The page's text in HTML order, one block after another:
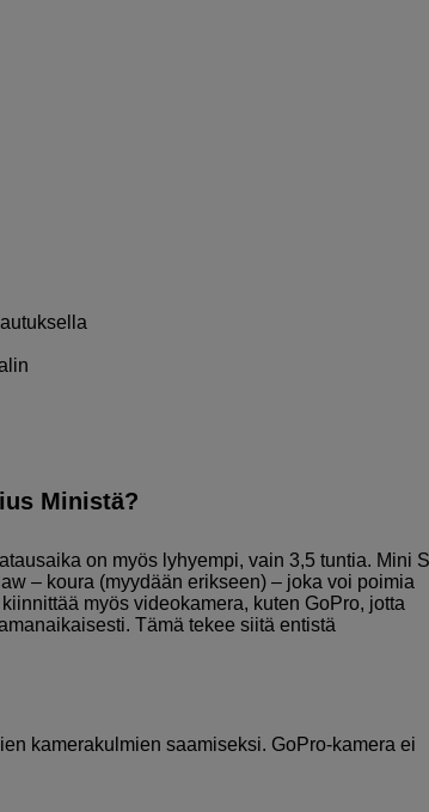
Ministä?
on myös lyhyempi, vain 3,5 tuntia. Mini
– koura (myydään erikseen) – joka voi poimia
myös videokamera, kuten GoPro, jotta
Tämä tekee siitä entistä
kamerakulmien saamiseksi. GoPro-kamera ei